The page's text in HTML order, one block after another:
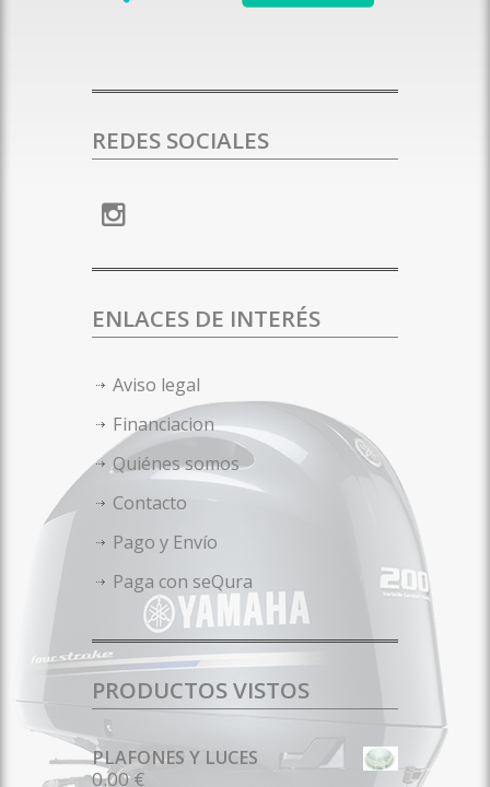
REDES SOCIALES
ENLACES DE INTERÉS
Aviso legal
Financiacion
Quiénes somos
Contacto
Pago y Envío
Paga con seQura
PRODUCTOS VISTOS
PLAFONES Y LUCES
0.00 €